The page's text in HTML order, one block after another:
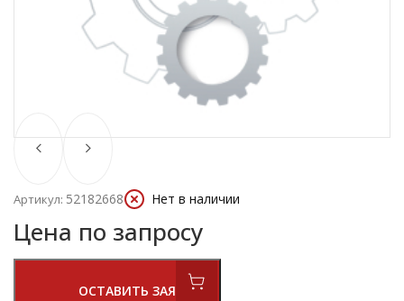
Артикул: 52182668 Нет в наличии
Цена по запросу